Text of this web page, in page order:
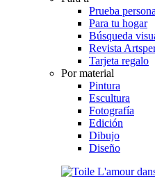
Prueba
Para tu hogar
Búsqueda
Revista
Tarjeta regalo
Por material
Pintura
Escultura
Fotografía
Edición
Dibujo
Diseño